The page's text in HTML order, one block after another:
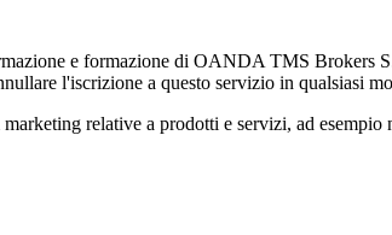
e formazione di OANDA TMS Brokers
l'iscrizione a questo servizio in qualsiasi
relative a prodotti e servizi, ad